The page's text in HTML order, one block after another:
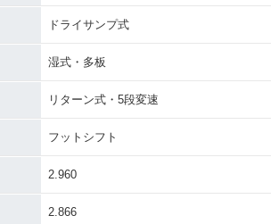
ドライサンプ式
湿式・多板
リターン式・5段変速
フットシフト
2.960
2.866